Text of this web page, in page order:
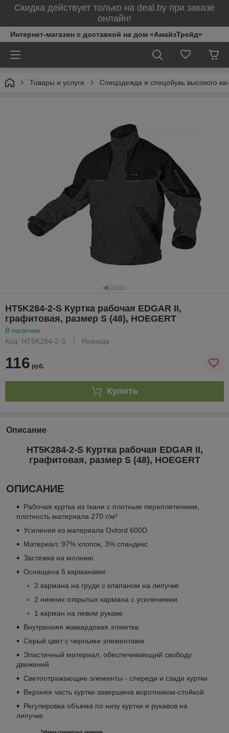
Скидка действует только на deal.by при заказе
онлайн!
Интернет-магазин с доставкой на дом «АмайзТрейд»
Товары и услуги Спецодежда и спецобувь высокого
HT5K284-2-S Куртка рабочая EDGAR II,
графитовая, размер S (48), HOEGERT
В наличии
Код: HT5K284-2-S
Розница
116 руб.
Купить
Описание
HT5K284-2-S Куртка рабочая EDGAR II,
графитовая, размер S (48), HOEGERT
ОПИСАНИЕ
Рабочая куртка из ткани с плотным переплетением,
плотность материала 270 г/м²
Усиления из материала Oxford 600D
Материал: 97% хлопок, 3% спандекс
Застежка на молнию
Оснащена 5 карманами:
2 кармана на груди с клапаном на липучке
2 нижних открытых кармана с усилениями
1 карман на левом рукаве
Внутренняя жаккардовая этикетка
Серый цвет с черными элементами
Эластичный материал, обеспечивающий свободу
движений
Светоотражающие элементы - спереди и сзади куртки
Верхняя часть куртки завершена воротником-стойкой
Регулировка объема по низу куртки и рукавов на
липучке